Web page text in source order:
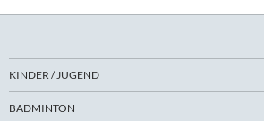
KINDER / JUGEND
BADMINTON